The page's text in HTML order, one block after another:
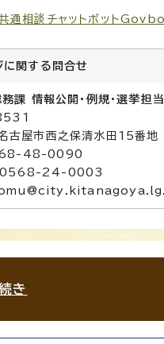
共通相談チャットボット
に関する 問合せ
課 情報公開・例規・選挙担当
古屋市西之保清水田15番地
48-0090
：0568-24-0003
き